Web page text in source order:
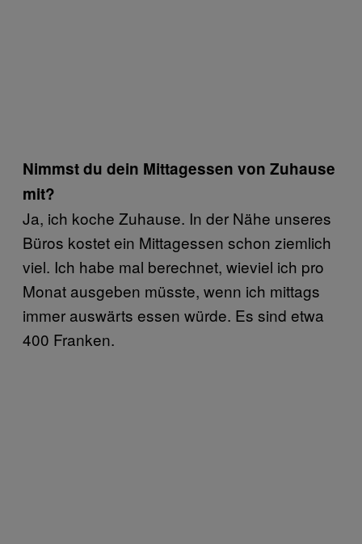
Nimmst du dein Mittagessen von Zuhause
mit?
Ja, ich koche Zuhause. In der Nähe unseres
Büros kostet ein Mittagessen schon ziemlich
viel. Ich habe mal berechnet, wieviel ich pro
Monat ausgeben müsste, wenn ich mittags
immer auswärts essen würde. Es sind etwa
400 Franken.